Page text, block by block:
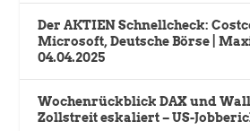
Der AKTIEN Schnellcheck:
Microsoft, Deutsche Börse |
04.04.2025
Wochenrückblick DAX und
Zollstreit eskaliert – US-